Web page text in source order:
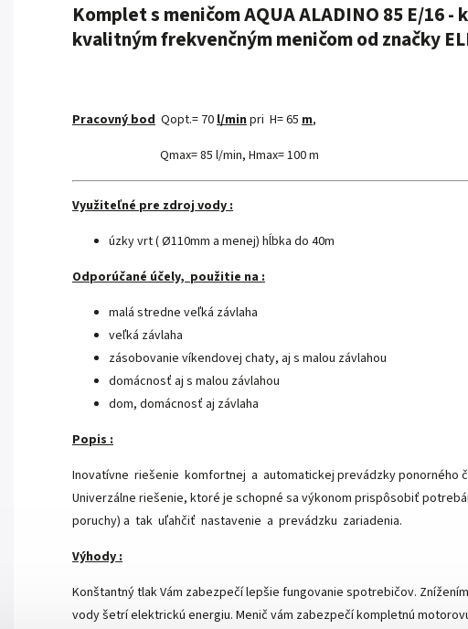
Komplet s meničom AQUA ALADINO 85 E/16
kvalitným frekvenčným meničom od značky
Pracovný bod Qopt.= 70 l/min pri H= 65 m,
Qmax= 85 l/min, Hmax= 100 m
Využiteľné pre zdroj vody :
úzky vrt ( Ø110mm a menej) hĺbka do 40m
Odporúčané účely, použitie na :
malá stredne veľká závlaha
veľká závlaha
zásobovanie víkendovej chaty, aj s malou závlahou
domácnosť aj s malou závlahou
dom, domácnosť aj závlaha
Popis :
Inovatívne riešenie komfortnej a automatickej prevádzky ponorného
Univerzálne riešenie, ktoré je schopné sa výkonom prispôsobiť
poruchy) a tak uľahčiť nastavenie a prevádzku zariadenia.
Výhody :
Konštantný tlak Vám zabezpečí lepšie fungovanie spotrebičov.
vody šetrí elektrickú energiu. Menič vám zabezpečí kompletnú